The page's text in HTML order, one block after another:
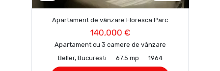
Apartament de vânzare Floresca Parc
140,000 €
Apartament cu 3 camere de vânzare
Beller, Bucuresti
67.5 mp 1964